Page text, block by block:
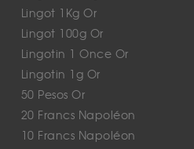
Lingot 1Kg Or
Lingot 100g Or
Lingotin 1 Once Or
Lingotin 1g Or
50 Pesos Or
20 Francs Napoléon
10 Francs Napoléon